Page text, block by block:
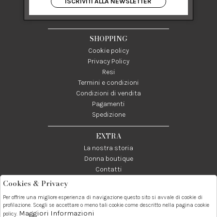
84122 Salerno Italia
P IVA 03024950655
SHOPPING
Cookie policy
Privacy Policy
Resi
Termini e condizioni
Condizioni di vendita
Pagamenti
Spedizione
EXTRA
La nostra storia
Donna boutique
Contatti
Telefono:
089237858
Whatsapp:
3338855601
Contatti:
info@donna1981.it
Cookies & Privacy
Per offrire una migliore esperienza di navigazione questo sito si avvale di cookie di
profilazione. Scegli se accettare o meno tali cookie come descritto nella pagina cookie
policy. Maggiori Informazioni